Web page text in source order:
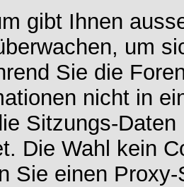
gibt Ihnen
um
Sie die
nicht in
Sitzungs-
Die Wahl kein
Sie einen